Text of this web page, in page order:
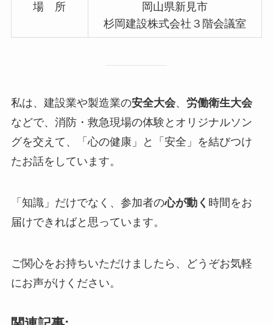
場 所
岡山県新見市
杉岡建設株式会社３階会議室
私は、建設業や製造業の安全大会、 労働衛生大会
などで、消防・救急現場の体験とオリジナルソン
グを交えて、「心の健康」と「安全」を結びつけ
たお話をしています。
「知識」だけでなく、参加者の心が動く 時間をお
届けできればと思っています。
ご関心をお持ちいただけましたら、どうぞお気軽
にお声がけください。